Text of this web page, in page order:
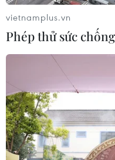
vietnamplus.vn
Phép thử sức